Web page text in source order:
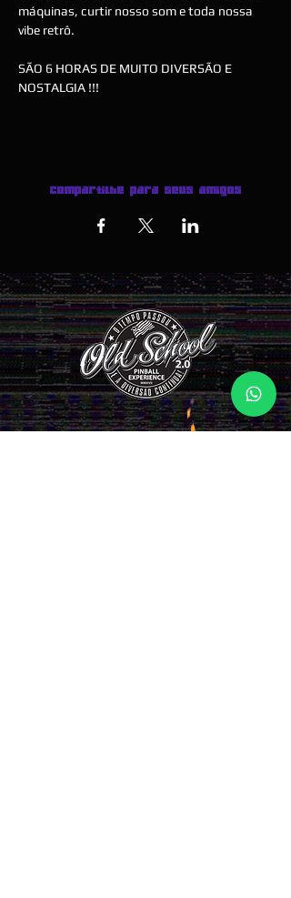
máquinas, curtir nosso som e toda nossa
vibe retrô.
SÃO 6 HORAS DE MUITO DIVERSÃO E
NOSTALGIA !!!
Compartilhe para seus amigos